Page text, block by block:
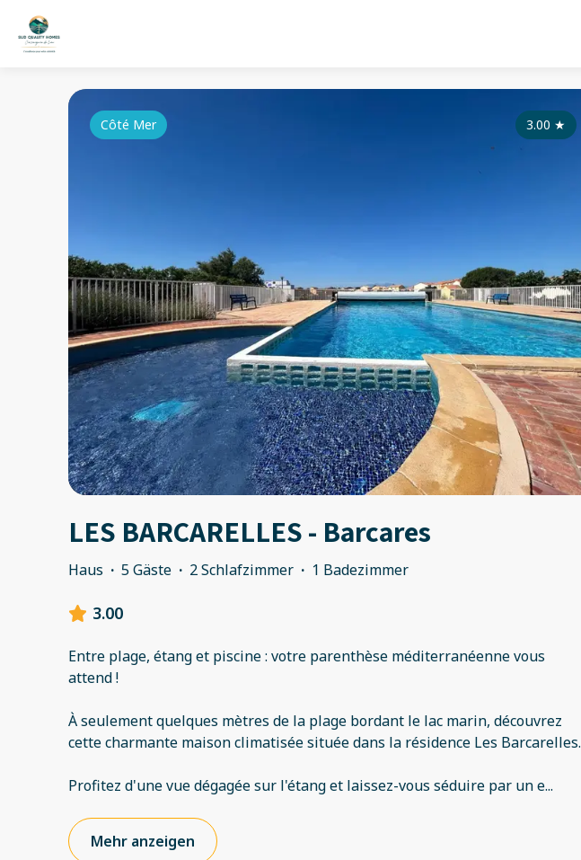
3.00 ★
Côté Mer
LES BARCARELLES - Barcares
Haus · 5 Gäste · 2 Schlafzimmer · 1 Badezimmer
3.00
Entre plage, étang et piscine : votre parenthèse méditerranéenne vous
attend !
À seulement quelques mètres de la plage bordant le lac marin, découvrez
cette charmante maison climatisée située dans la résidence Les Barcarelles.
Profitez d'une vue dégagée sur l'étang et laissez-vous séduire par un e...
Mehr anzeigen